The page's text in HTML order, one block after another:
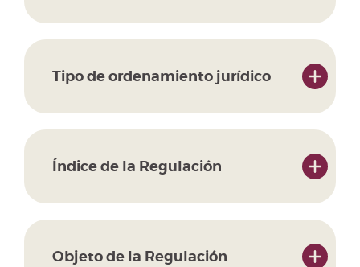
Tipo de ordenamiento jurídico
Índice de la Regulación
Objeto de la Regulación